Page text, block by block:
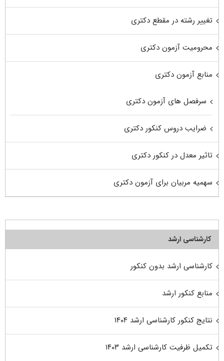
تغییر رشته در مقطع دکتری
محرومیت آزمون دکتری
منابع آزمون دکتری
سرفصل های آزمون دکتری
ضرایب دروس کنکور دکتری
تاثیر معدل در کنکور دکتری
سهمیه مربیان برای آزمون دکتری
کارشناسی ارشد
کارشناسی ارشد بدون کنکور
منابع کنکور ارشد
نتایج کنکور کارشناسی ارشد ۱۴۰۴
تکمیل ظرفیت کارشناسی ارشد ۱۴۰۳